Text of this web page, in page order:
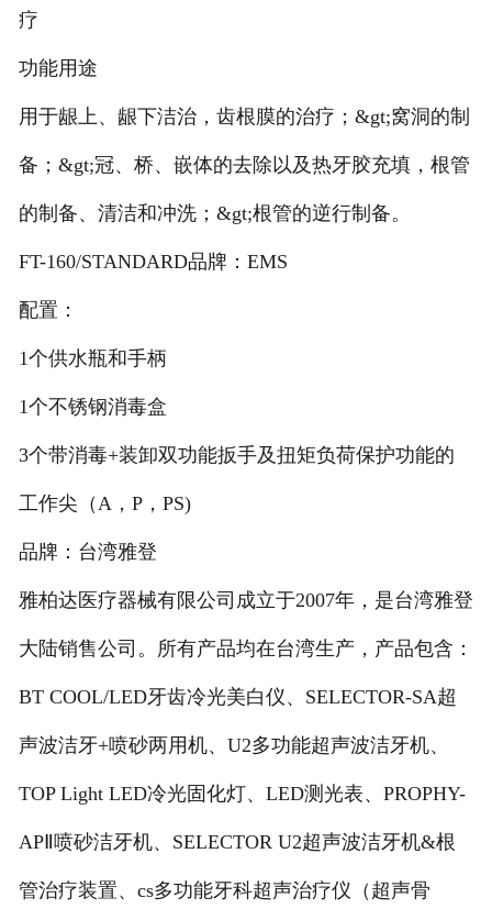
疗
功能用途
用于龈上、龈下洁治，齿根膜的治疗；&gt;窝洞的制
备；&gt;冠、桥、嵌体的去除以及热牙胶充填，根管
的制备、清洁和冲洗；&gt;根管的逆行制备。
FT-160/STANDARD品牌：EMS
配置：
1个供水瓶和手柄
1个不锈钢消毒盒
3个带消毒+装卸双功能扳手及扭矩负荷保护功能的
工作尖（A，P，PS)
品牌：台湾雅登
雅柏达医疗器械有限公司成立于2007年，是台湾雅登
大陆销售公司。所有产品均在台湾生产，产品包含：
BT COOL/LED牙齿冷光美白仪、SELECTOR-SA超
声波洁牙+喷砂两用机、U2多功能超声波洁牙机、
TOP Light LED冷光固化灯、LED测光表、PROPHY-
APⅡ喷砂洁牙机、SELECTOR U2超声波洁牙机&根
管治疗装置、cs多功能牙科超声治疗仪（超声骨